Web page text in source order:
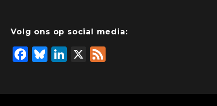
Volg ons op social media:
F
Bl
Li X